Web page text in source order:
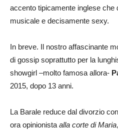
accento tipicamente inglese che
musicale e decisamente sexy.
In breve. Il nostro affascinante
di gossip soprattutto per la
showgirl –molto famosa allora-
2015, dopo 13 anni.
La Barale reduce dal divorzio
ora opinionista alla corte di Maria